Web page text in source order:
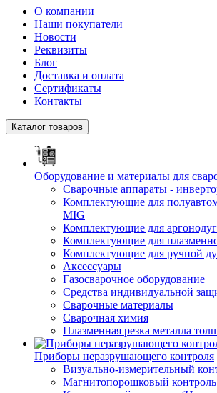
О компании
Наши покупатели
Новости
Реквизиты
Блог
Доставка и оплата
Сертификаты
Контакты
Каталог товаров
Оборудование и материалы для
Сварочные аппараты -
Комплектующие для
MIG
Комплектующие для
Комплектующие для
Комплектующие для ручной
Аксессуары
Газосварочное оборудование
Средства индивидуальной
Сварочные материалы
Сварочная химия
Плазменная резка металла
Приборы неразрушающего контроля
Визуально-измерительный
Магнитопорошковый контроль